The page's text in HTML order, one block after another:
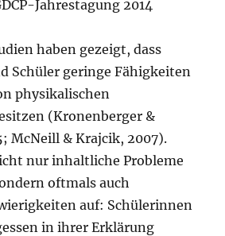
Jahrestagung 2014
haben gezeigt, dass
Schüler geringe Fähigkeiten
physikalischen
(Kronenberger &
McNeill & Krajcik, 2007).
nur inhaltliche Probleme
oftmals auch
auf: Schülerinnen
in ihrer Erklärung